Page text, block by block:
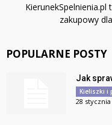
zakupowy
POPULARNE POSTY
Jak
Kieliszki i
28 stycznia